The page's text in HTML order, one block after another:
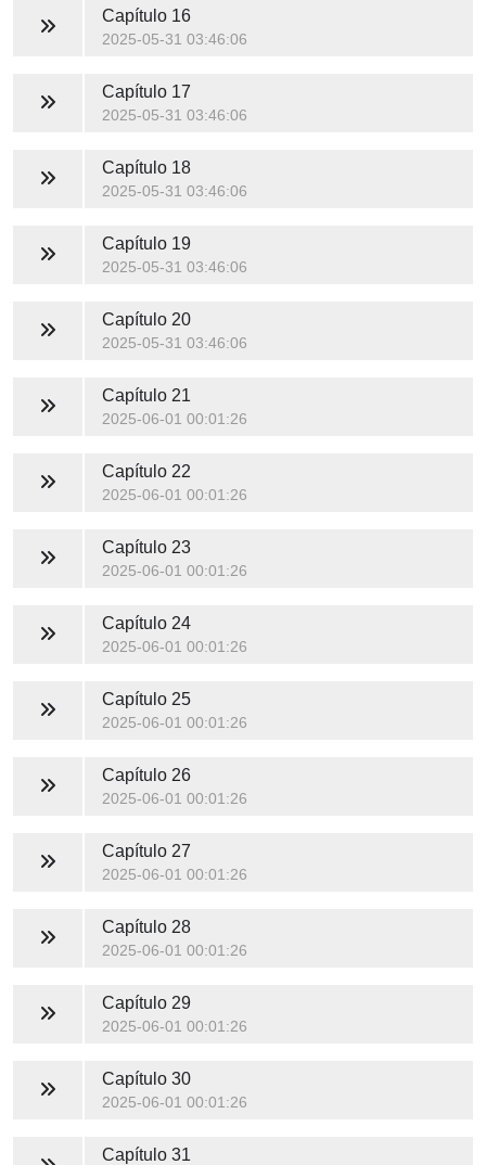
Capítulo 16
2025-05-31 03:46:06
Capítulo 17
2025-05-31 03:46:06
Capítulo 18
2025-05-31 03:46:06
Capítulo 19
2025-05-31 03:46:06
Capítulo 20
2025-05-31 03:46:06
Capítulo 21
2025-06-01 00:01:26
Capítulo 22
2025-06-01 00:01:26
Capítulo 23
2025-06-01 00:01:26
Capítulo 24
2025-06-01 00:01:26
Capítulo 25
2025-06-01 00:01:26
Capítulo 26
2025-06-01 00:01:26
Capítulo 27
2025-06-01 00:01:26
Capítulo 28
2025-06-01 00:01:26
Capítulo 29
2025-06-01 00:01:26
Capítulo 30
2025-06-01 00:01:26
Capítulo 31